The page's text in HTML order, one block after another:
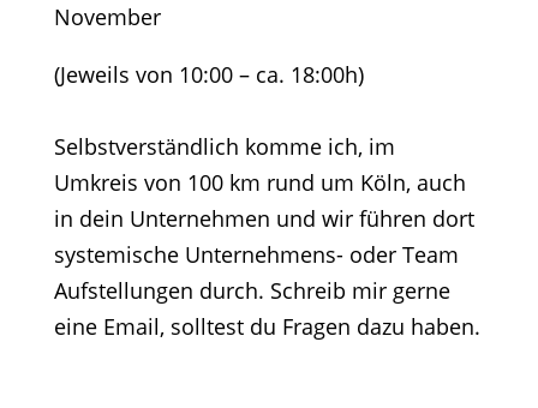
November
(Jeweils von 10:00 – ca. 18:00h)
Selbstverständlich komme ich, im
Umkreis von 100 km rund um Köln, auch
in dein Unternehmen und wir führen dort
systemische Unternehmens- oder Team
Aufstellungen durch. Schreib mir gerne
eine Email, solltest du Fragen dazu haben.